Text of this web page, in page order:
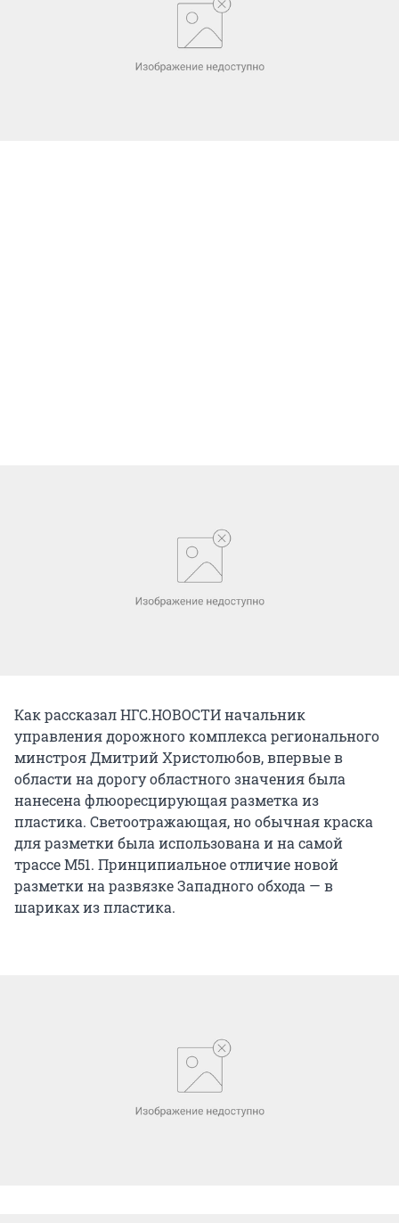
Как рассказал НГС.НОВОСТИ начальник
управления дорожного комплекса регионального
минстроя Дмитрий Христолюбов, впервые в
области на дорогу областного значения была
нанесена флюоресцирующая разметка из
пластика. Светоотражающая, но обычная краска
для разметки была использована и на самой
трассе М51. Принципиальное отличие новой
разметки на развязке Западного обхода — в
шариках из пластика.